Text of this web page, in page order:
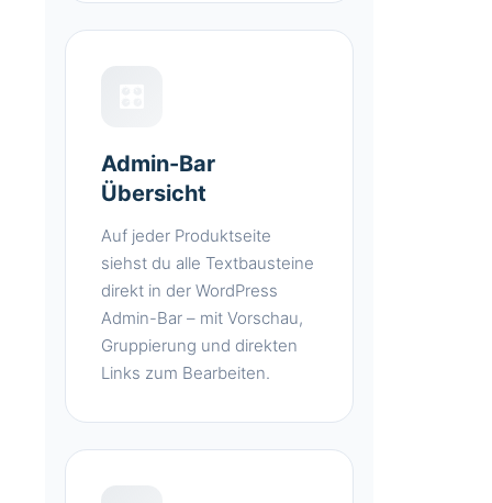
Admin-Bar
Übersicht
Auf jeder Produktseite
siehst du alle Textbausteine
direkt in der WordPress
Admin-Bar – mit Vorschau,
Gruppierung und direkten
Links zum Bearbeiten.